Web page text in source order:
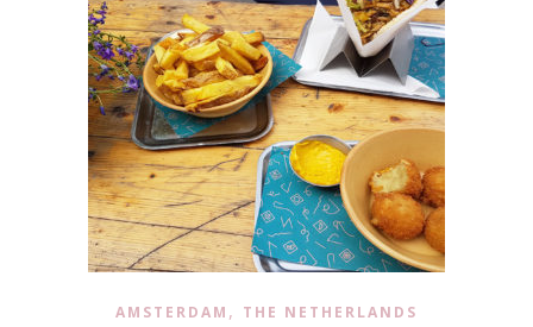
AMSTERDAM , THE NETHERLANDS